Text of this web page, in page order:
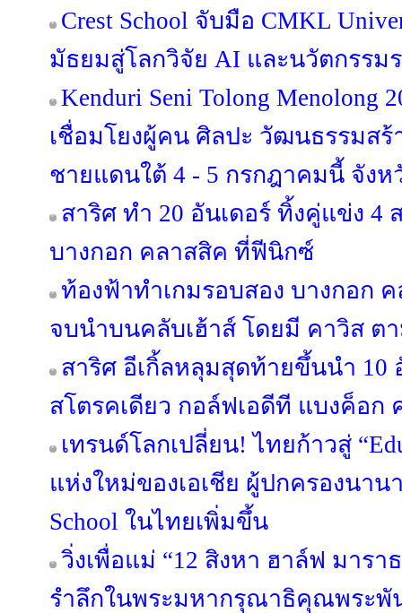
Crest School จับมือ CMKL
มัธยมสู่โลกวิจัย AI และนวัตกรรม
Kenduri Seni Tolong Menolong
เชื่อมโยงผู้คน ศิลปะ วัฒนธรรมส
ชายแดนใต้ 4 - 5 กรกฎาคมนี้ จัง
สาริศ ทำ 20 อันเดอร์ ทิ้งคู่แข่ง
บางกอก คลาสสิค ที่ฟีนิกซ์
ท้องฟ้าทำเกมรอบสอง บางกอก
จบนำบนคลับเฮ้าส์ โดยมี คาวิส ต
สาริศ อีเกิ้ลหลุมสุดท้ายขึ้นนำ 10
สโตรคเดียว กอล์ฟเอดีที แบงค็อ
เทรนด์โลกเปลี่ยน! ไทยก้าวสู่
แห่งใหม่ของเอเชีย ผู้ปกครองนาน
School ในไทยเพิ่มขึ้น
วิ่งเพื่อแม่ “12 สิงหา ฮาล์ฟ มารา
รำลึกในพระมหากรุณาธิคุณพระพั